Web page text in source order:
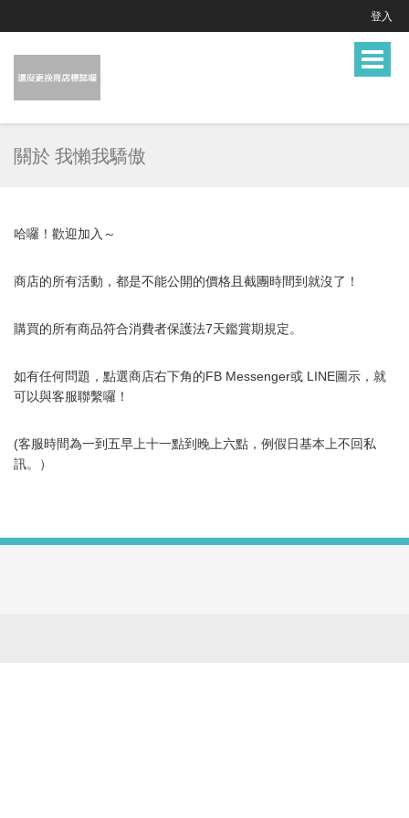
登入
Toggle
關於 我懶我驕傲
哈囉！歡迎加入～
商店的所有活動，都是不能公開的價格且截團時間到就沒了！
購買的所有商品符合消費者保護法7天鑑賞期規定。
如有任何問題，點選商店右下角的FB Messenger或 LINE圖示，就
可以與客服聯繫囉！
(客服時間為一到五早上十一點到晚上六點，例假日基本上不回私
訊。）